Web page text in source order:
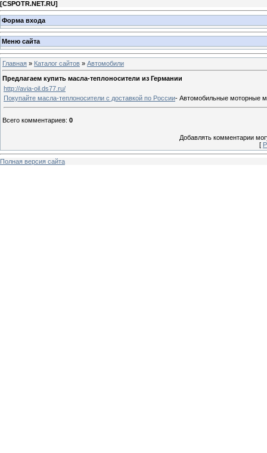
[CSPOTR.NET.RU]
Форма входа
Меню сайта
Главная » Каталог сайтов » Автомобили
Предлагаем купить масла-теплоносители из Германии
http://avia-oil.ds77.ru/
Покупайте масла-теплоносители с доставкой по России- Автомобильные моторные
Всего комментариев: 0
Добавлять комментарии
[
Полная версия сайта